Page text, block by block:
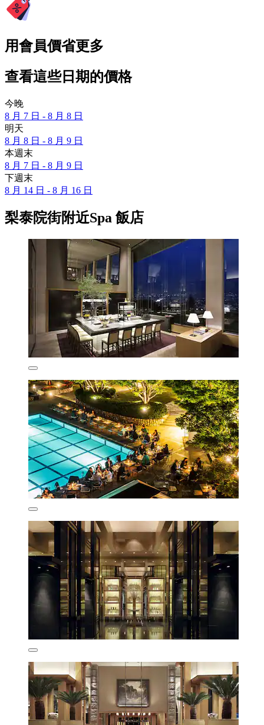
用會員價省更多
查看這些日期的價格
今晚
8 月 7 日 - 8 月 8 日
明天
8 月 8 日 - 8 月 9 日
本週末
8 月 7 日 - 8 月 9 日
下週末
8 月 14 日 - 8 月 16 日
梨泰院街附近Spa 飯店